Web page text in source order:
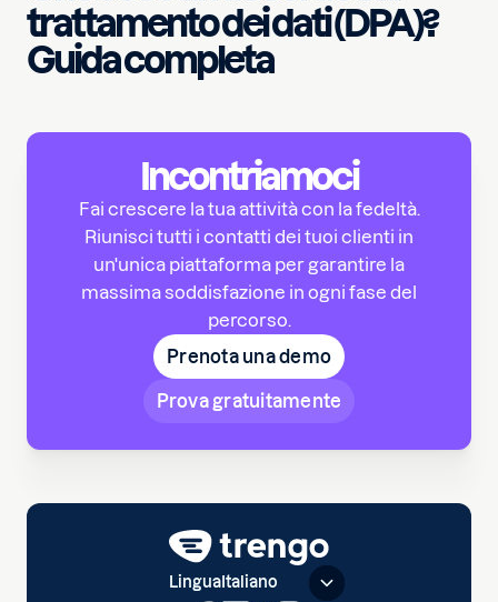
trattamento dei dati (DPA)?
Guida completa
Incontriamoci
Fai crescere la tua attività con la fedeltà.
Riunisci tutti i contatti dei tuoi clienti in
un'unica piattaforma per garantire la
massima soddisfazione in ogni fase del
percorso.
Prenota una demo
Prova gratuitamente
Lingua Italiano